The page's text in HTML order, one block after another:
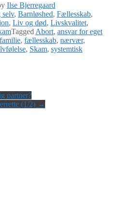
Ilse Bjerregaard
selv, Barnløshed, Fællesskab,
, Liv og død, Livskvalitet,
Tagged Abort, ansvar for eget
familie, fællesskab, nærvær,
, Skam, systemtisk
partner?
(1/2) →